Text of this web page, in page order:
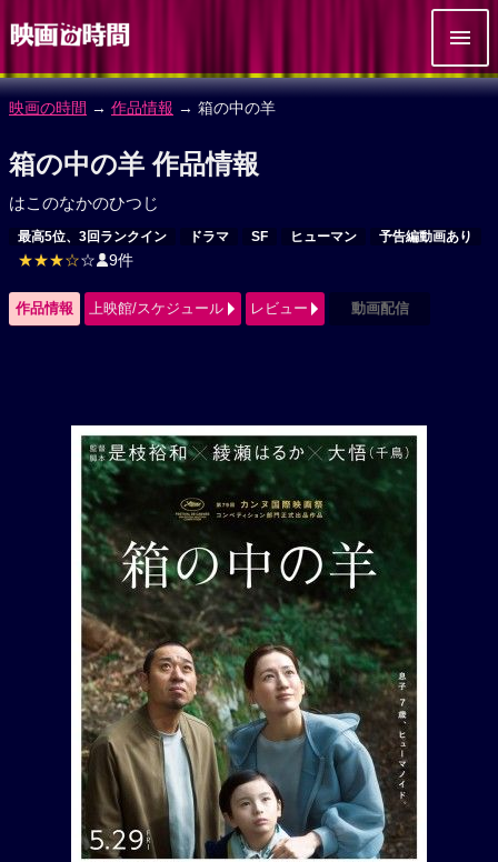
映画の時間 → 作品情報 → 箱の中の羊
箱の中の羊 作品情報
はこのなかのひつじ
最高5位、3回ランクイン ドラマ SF ヒューマン 予告編動画あり
★★★☆☆ 9件
作品情報 上映館/スケジュール レビュー 動画配信